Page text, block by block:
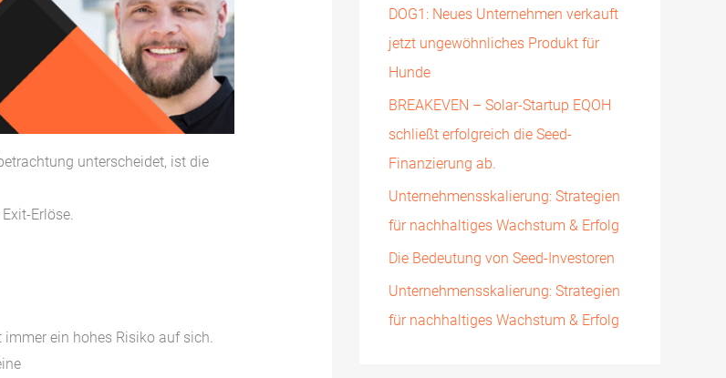
unterscheidet, ist die
Erlöse.
ein hohes Risiko auf sich.
n
a
c
h
:
DOG1: Neues Unternehmen verkauft
jetzt ungewöhnliches Produkt für
Hunde
BREAKEVEN – Solar-Startup EQOH
schließt erfolgreich die Seed-
Finanzierung ab.
Unternehmensskalierung: Strategien
für nachhaltiges Wachstum & Erfolg
Die Bedeutung von Seed-Investoren
Unternehmensskalierung: Strategien
für nachhaltiges Wachstum & Erfolg